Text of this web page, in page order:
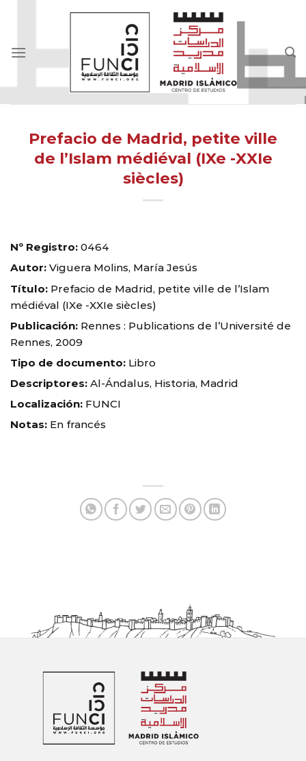
Prefacio de Madrid, petite ville
de l’Islam médiéval (IXe -XXIe
siècles)
Nº Registro: 0464
Autor: Viguera Molins, María Jesús
Título: Prefacio de Madrid, petite ville de l’Islam
médiéval (IXe -XXIe siècles)
Publicación: Rennes : Publications de l’Université de
Rennes, 2009
Tipo de documento: Libro
Descriptores: Al-Ándalus, Historia, Madrid
Localización: FUNCI
Notas: En francés